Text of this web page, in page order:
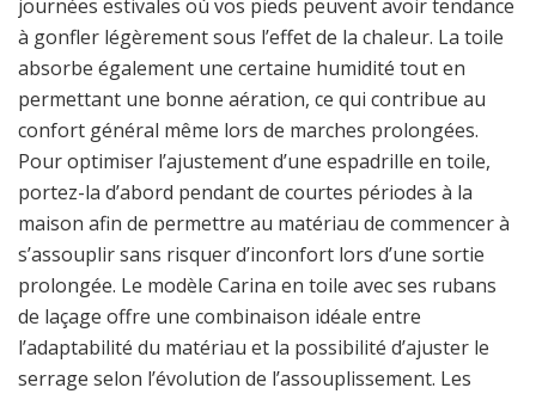
journées estivales où vos pieds peuvent avoir tendance
à gonfler légèrement sous l’effet de la chaleur. La toile
absorbe également une certaine humidité tout en
permettant une bonne aération, ce qui contribue au
confort général même lors de marches prolongées.
Pour optimiser l’ajustement d’une espadrille en toile,
portez-la d’abord pendant de courtes périodes à la
maison afin de permettre au matériau de commencer à
s’assouplir sans risquer d’inconfort lors d’une sortie
prolongée. Le modèle Carina en toile avec ses rubans
de laçage offre une combinaison idéale entre
l’adaptabilité du matériau et la possibilité d’ajuster le
serrage selon l’évolution de l’assouplissement. Les